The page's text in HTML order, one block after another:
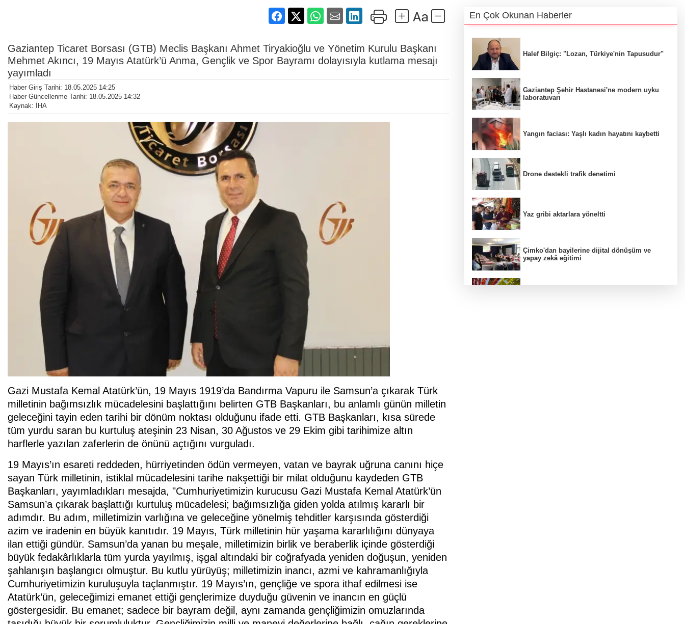
Gaziantep Ticaret Borsası (GTB) Meclis Başkanı Ahmet Tiryakioğlu ve Yönetim Kurulu Başkanı
Mehmet Akıncı, 19 Mayıs Atatürk’ü Anma, Gençlik ve Spor Bayramı dolayısıyla kutlama mesajı
yayımladı
Haber Giriş Tarihi: 18.05.2025 14:25
Haber Güncellenme Tarihi: 18.05.2025 14:32
Kaynak: İHA
Gazi Mustafa Kemal Atatürk’ün, 19 Mayıs 1919’da Bandırma Vapuru ile Samsun’a çıkarak Türk
milletinin bağımsızlık mücadelesini başlattığını belirten GTB Başkanları, bu anlamlı günün milletin
geleceğini tayin eden tarihi bir dönüm noktası olduğunu ifade etti. GTB Başkanları, kısa sürede
tüm yurdu saran bu kurtuluş ateşinin 23 Nisan, 30 Ağustos ve 29 Ekim gibi tarihimize altın
harflerle yazılan zaferlerin de önünü açtığını vurguladı.
19 Mayıs’ın esareti reddeden, hürriyetinden ödün vermeyen, vatan ve bayrak uğruna canını hiçe
sayan Türk milletinin, istiklal mücadelesini tarihe nakşettiği bir milat olduğunu kaydeden GTB
Başkanları, yayımladıkları mesajda, "Cumhuriyetimizin kurucusu Gazi Mustafa Kemal Atatürk’ün
Samsun’a çıkarak başlattığı kurtuluş mücadelesi; bağımsızlığa giden yolda atılmış kararlı bir
adımdır. Bu adım, milletimizin varlığına ve geleceğine yönelmiş tehditler karşısında gösterdiği
azim ve iradenin en büyük kanıtıdır. 19 Mayıs, Türk milletinin hür yaşama kararlılığını dünyaya
ilan ettiği gündür. Samsun’da yanan bu meşale, milletimizin birlik ve beraberlik içinde gösterdiği
büyük fedakârlıklarla tüm yurda yayılmış, işgal altındaki bir coğrafyada yeniden doğuşun, yeniden
şahlanışın başlangıcı olmuştur. Bu kutlu yürüyüş; milletimizin inancı, azmi ve kahramanlığıyla
Cumhuriyetimizin kuruluşuyla taçlanmıştır. 19 Mayıs’ın, gençliğe ve spora ithaf edilmesi ise
Atatürk’ün, geleceğimizi emanet ettiği gençlerimize duyduğu güvenin ve inancın en güçlü
göstergesidir. Bu emanet; sadece bir bayram değil, aynı zamanda gençliğimizin omuzlarında
En Çok Okunan Haberler
Halef Bilgiç: "Lozan, Türkiye'nin Tapusudur"
Gaziantep Şehir Hastanesi'ne modern uyku
laboratuvarı
Yangın faciası: Yaşlı kadın hayatını kaybetti
Drone destekli trafik denetimi
Yaz gribi aktarlara yöneltti
Çimko'dan bayilerine dijital dönüşüm ve
yapay zekâ eğitimi